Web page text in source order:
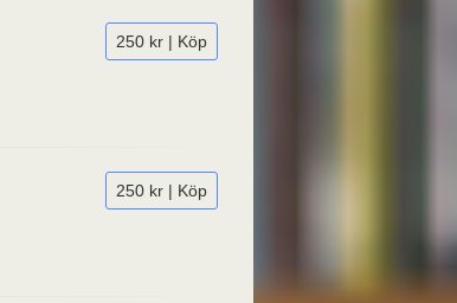
250 kr | Köp
250 kr | Köp